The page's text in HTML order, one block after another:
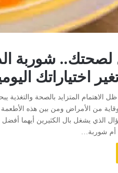
لصحتك.. شوربة
اختياراتك
الاهتمام المتزايد بالصحة
من الأمراض ومن بين هذه
الذي يشغل بال الكثيرين أيهما أفضل
أم شوربة…